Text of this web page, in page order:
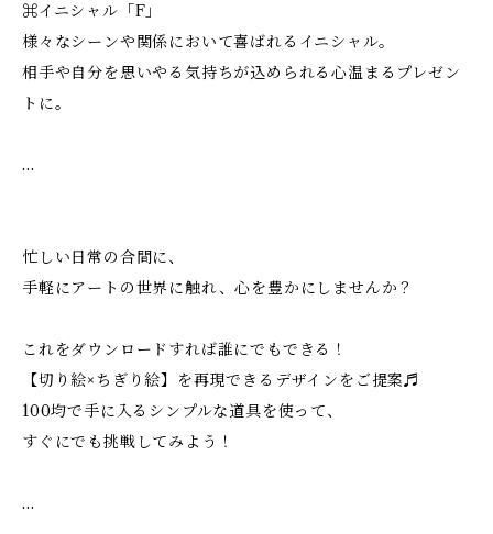
⌘イニシャル「F」
様々なシーンや関係において喜ばれるイニシャル。
相手や自分を思いやる気持ちが込められる心温まるプレゼン
トに。
…
忙しい日常の合間に、
手軽にアートの世界に触れ、心を豊かにしませんか？
これをダウンロードすれば誰にでもできる！
【切り絵×ちぎり絵】を再現できるデザインをご提案♬
100均で手に入るシンプルな道具を使って、
すぐにでも挑戦してみよう！
…